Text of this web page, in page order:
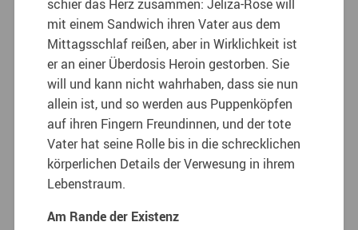
schier das Herz zusammen: Jeliza-Rose will
mit einem Sandwich ihren Vater aus dem
Mittagsschlaf reißen, aber in Wirklichkeit ist
er an einer Überdosis Heroin gestorben. Sie
will und kann nicht wahrhaben, dass sie nun
allein ist, und so werden aus Puppenköpfen
auf ihren Fingern Freundinnen, und der tote
Vater hat seine Rolle bis in die schrecklichen
körperlichen Details der Verwesung in ihrem
Lebenstraum.
Am Rande der Existenz